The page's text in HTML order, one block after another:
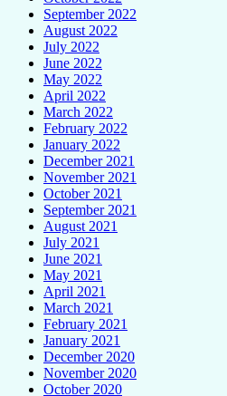
September 2022
August 2022
July 2022
June 2022
May 2022
April 2022
March 2022
February 2022
January 2022
December 2021
November 2021
October 2021
September 2021
August 2021
July 2021
June 2021
May 2021
April 2021
March 2021
February 2021
January 2021
December 2020
November 2020
October 2020